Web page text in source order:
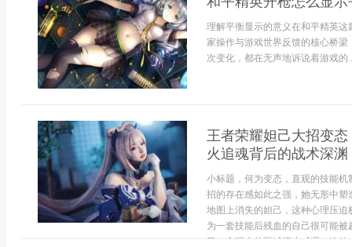
理解平衡显示的意义在和平精英
家操作与游戏世界反馈的核心桥
次变化，都在无声地诉说着游戏的
王者荣耀妲己大招变
火追魂背后的战术深渊
小标题，何为变态，直观的技能
招的存在感如此之强，她无形中
地图上消失的妲己，这种心理压
为一套技能后残血的自己很可能
了一个强大的区域拒止威慑，迫使